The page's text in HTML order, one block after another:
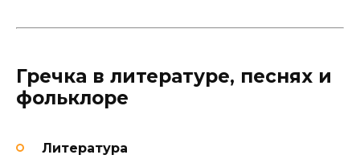
Гречка в литературе, песнях и
фольклоре
Литература